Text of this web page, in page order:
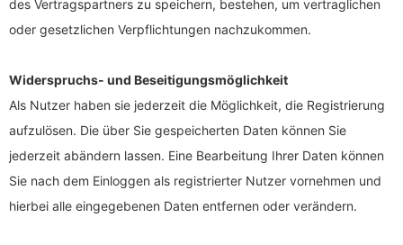
des Vertragspartners zu speichern, bestehen, um vertraglichen
oder gesetzlichen Verpflichtungen nachzukommen.
Widerspruchs- und Beseitigungsmöglichkeit
Als Nutzer haben sie jederzeit die Möglichkeit, die Registrierung
aufzulösen. Die über Sie gespeicherten Daten können Sie
jederzeit abändern lassen. Eine Bearbeitung Ihrer Daten können
Sie nach dem Einloggen als registrierter Nutzer vornehmen und
hierbei alle eingegebenen Daten entfernen oder verändern.